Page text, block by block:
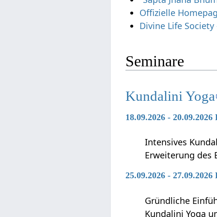
Offizielle
Divine Life
Seminare
Kundalini Yoga
18.09.2026 -
Intensives
Erweiterung des
25.09.2026 -
Gründliche
Kundalini Yoga